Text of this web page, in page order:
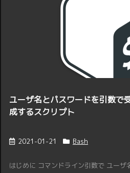
ユーザ名とパスワードを引数で
成するスクリプト
2021-01-21 Bash
はじめに コマンドライン引数で ユーザ